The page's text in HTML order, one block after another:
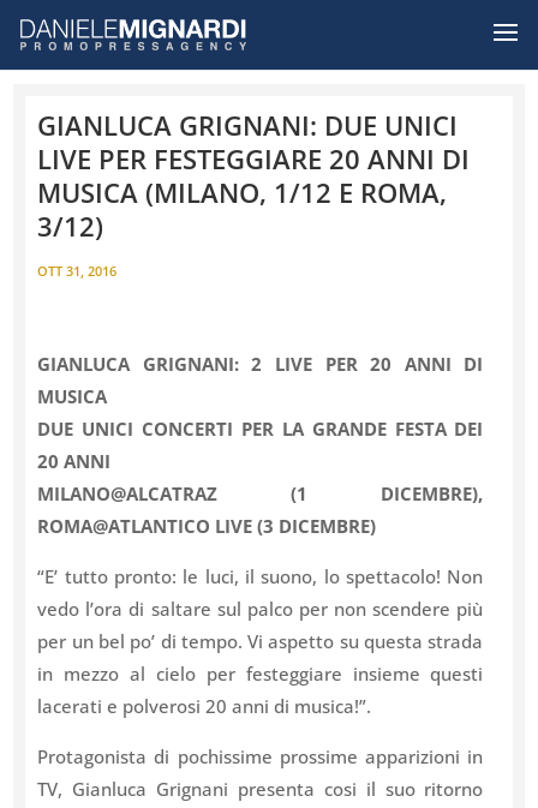
GIANLUCA GRIGNANI: DUE UNICI
LIVE PER FESTEGGIARE 20 ANNI DI
MUSICA (MILANO, 1/12 E ROMA,
3/12)
OTT 31, 2016
GIANLUCA GRIGNANI: 2 LIVE PER 20 ANNI DI
MUSICA
DUE UNICI CONCERTI PER LA GRANDE FESTA DEI
20 ANNI
MILANO@ALCATRAZ (1 DICEMBRE),
ROMA@ATLANTICO LIVE (3 DICEMBRE)
“E’ tutto pronto: le luci, il suono, lo spettacolo! Non
vedo l’ora di saltare sul palco per non scendere più
per un bel po’ di tempo. Vi aspetto su questa strada
in mezzo al cielo per festeggiare insieme questi
lacerati e polverosi 20 anni di musica!”.
Protagonista di pochissime prossime apparizioni in
TV, Gianluca Grignani presenta cosi il suo ritorno